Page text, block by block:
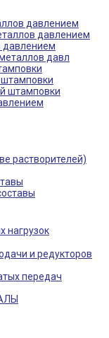
давлением
давлением
давлением
давл
штамповки
растворителей)
нагрузок
и редукторов
передач